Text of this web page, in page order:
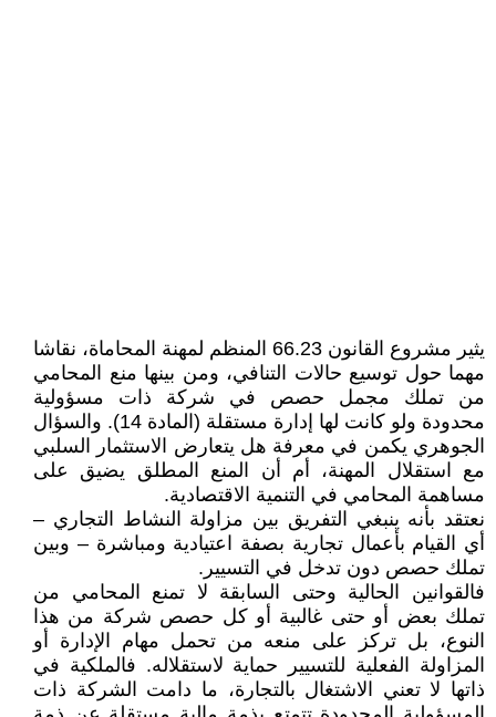
يثير مشروع القانون 66.23 المنظم لمهنة المحاماة، نقاشا
مهما حول توسيع حالات التنافي، ومن بينها منع المحامي
من تملك مجمل حصص في شركة ذات مسؤولية
محدودة ولو كانت لها إدارة مستقلة (المادة 14). والسؤال
الجوهري يكمن في معرفة هل يتعارض الاستثمار السلبي
مع استقلال المهنة، أم أن المنع المطلق يضيق على
مساهمة المحامي في التنمية الاقتصادية.
نعتقد بأنه ينبغي التفريق بين مزاولة النشاط التجاري –
أي القيام بأعمال تجارية بصفة اعتيادية ومباشرة – وبين
تملك حصص دون تدخل في التسيير.
فالقوانين الحالية وحتى السابقة لا تمنع المحامي من
تملك بعض أو حتى غالبية أو كل حصص شركة من هذا
النوع، بل تركز على منعه من تحمل مهام الإدارة أو
المزاولة الفعلية للتسيير حماية لاستقلاله. فالملكية في
ذاتها لا تعني الاشتغال بالتجارة، ما دامت الشركة ذات